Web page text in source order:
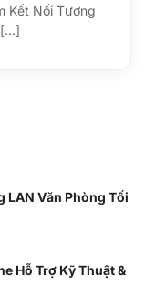
Kết Nối Tương
LAN Văn Phòng Tối
Hỗ Trợ Kỹ Thuật &